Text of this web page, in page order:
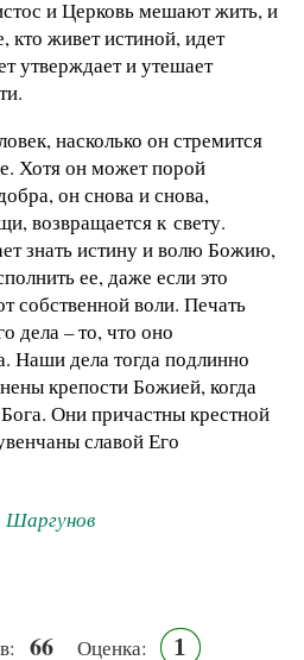
и Церковь мешают жить, и
кто живет истиной, идет
утверждает и утешает
насколько он стремится
Хотя он может порой
он снова и снова,
возвращается к свету.
знать истину и волю Божию,
ее, даже если это
собственной воли. Печать
дела – то, что оно
Наши дела тогда подлинно
крепости Божией, когда
Они причастны крестной
славой Его
Шаргунов
66 Оценка: 1